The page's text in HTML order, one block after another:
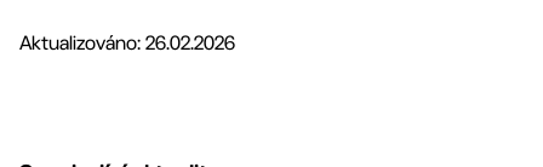
Aktualizováno: 26.02.2026